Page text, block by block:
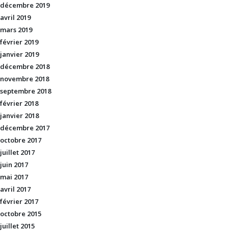
décembre 2019
avril 2019
mars 2019
février 2019
janvier 2019
décembre 2018
novembre 2018
septembre 2018
février 2018
janvier 2018
décembre 2017
octobre 2017
juillet 2017
juin 2017
mai 2017
avril 2017
février 2017
octobre 2015
juillet 2015